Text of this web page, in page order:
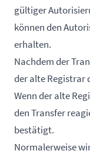
gültiger
können den
erhalten.
Nachdem der
der alte Registrar
Wenn der alte
den Transfer
bestätigt.
Normalerweise